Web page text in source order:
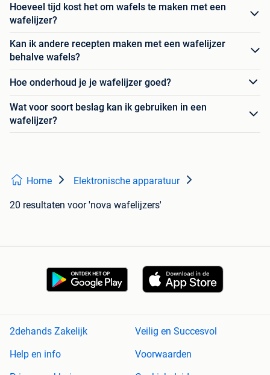
Hoeveel tijd kost het om wafels te maken met een
wafelijzer?
Kan ik andere recepten maken met een wafelijzer
behalve wafels?
Hoe onderhoud je je wafelijzer goed?
Wat voor soort beslag kan ik gebruiken in een
wafelijzer?
Home Elektronische apparatuur
20 resultaten voor 'nova wafelijzers'
2dehands Zakelijk
Veilig en Succesvol
Help en info
Voorwaarden